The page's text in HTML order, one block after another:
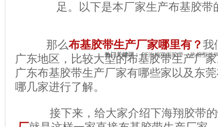
热门关键词： PE泡棉双面胶带 热熔型挂
足。以下是本厂家生产布基胶带
那么布基胶带生产厂家哪里有？我
广东地区，比较大型的布基胶带生产厂
广东布基胶带生产厂家有哪些家 以及东莞
哪几家进行了解。
接下来，给大家介绍下海翔胶带的